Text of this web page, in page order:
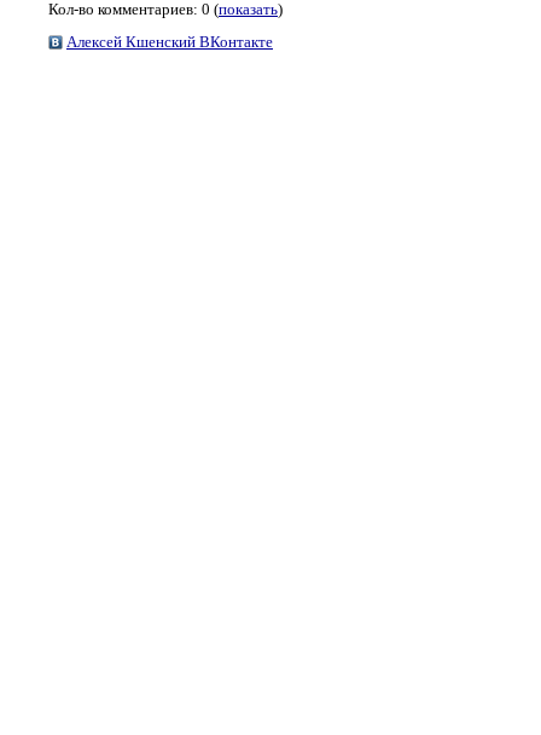
Кол-во комментариев: 0 (показать)
Алексей Кшенский ВКонтакте